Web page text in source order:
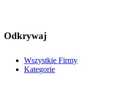
Odkrywaj
Wszystkie Firmy
Kategorie